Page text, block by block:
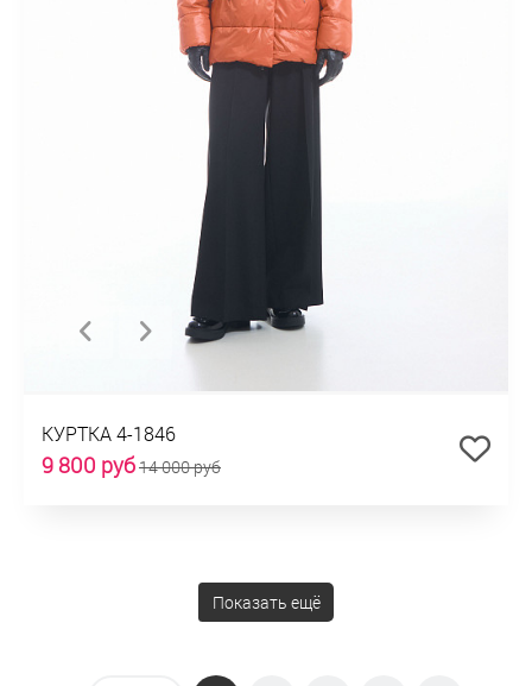
КУРТКА 4-1846
9 800 руб14 000 руб
Показать ещё